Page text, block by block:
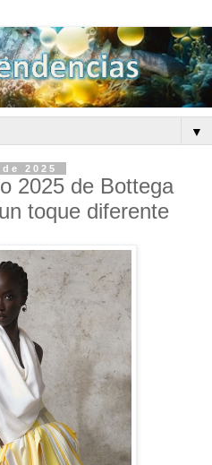
▼
2025
2025 de Bottega
toque diferente